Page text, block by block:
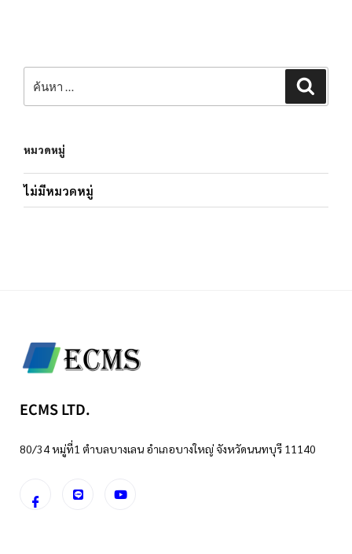
หมวดหมู่
ไม่มีหมวดหมู่
ECMS LTD.
80/34 หมู่ที่1 ตำบลบางเลน อำเภอบางใหญ่ จังหวัดนนทบุรี 11140